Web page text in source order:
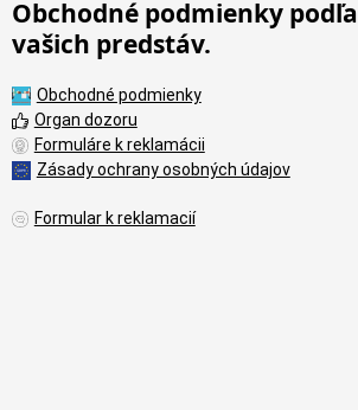
Obchodné podmienky podľa
vašich predstáv.
Obchodné podmienky
Organ dozoru
Formuláre k reklamácii
Zásady ochrany osobných údajov
Formular k reklamacií